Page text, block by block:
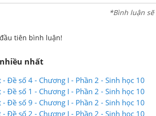
*Bình luận
tiên bình luận!
nhất
Đề số 4 - Chương I - Phần 2 - Sinh học 10
Đề số 1 - Chương I - Phần 2 - Sinh học 10
Đề số 9 - Chương I - Phần 2 - Sinh học 10
Đề số 2 - Chương I - Phần 2 - Sinh học 10